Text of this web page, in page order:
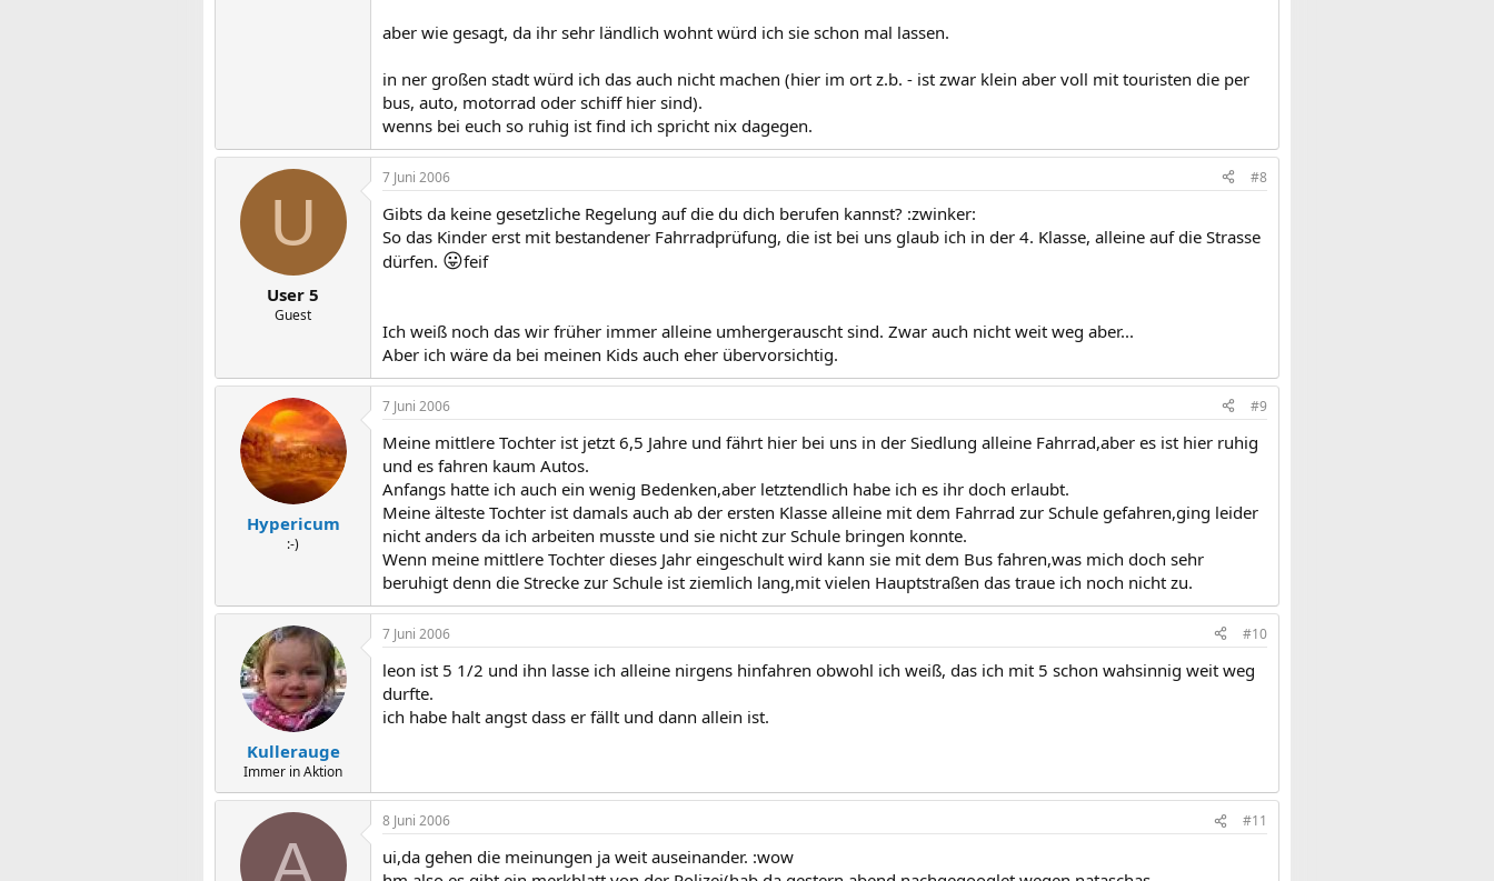
aber wie gesagt, da ihr sehr ländlich wohnt würd ich sie schon mal lassen.
in ner großen stadt würd ich das auch nicht machen (hier im ort z.b. - ist zwar klein aber voll mit touristen die per
bus, auto, motorrad oder schiff hier sind).
wenns bei euch so ruhig ist find ich spricht nix dagegen.
U
User 5
Guest
7 Juni 2006 #8
Gibts da keine gesetzliche Regelung auf die du dich berufen kannst? :zwinker:
So das Kinder erst mit bestandener Fahrradprüfung, die ist bei uns glaub ich in der 4. Klasse, alleine auf die Strasse
dürfen. 😛feif
Ich weiß noch das wir früher immer alleine umhergerauscht sind. Zwar auch nicht weit weg aber...
Aber ich wäre da bei meinen Kids auch eher übervorsichtig.
Hypericum
:-)
7 Juni 2006 #9
Meine mittlere Tochter ist jetzt 6,5 Jahre und fährt hier bei uns in der Siedlung alleine Fahrrad,aber es ist hier ruhig
und es fahren kaum Autos.
Anfangs hatte ich auch ein wenig Bedenken,aber letztendlich habe ich es ihr doch erlaubt.
Meine älteste Tochter ist damals auch ab der ersten Klasse alleine mit dem Fahrrad zur Schule gefahren,ging leider
nicht anders da ich arbeiten musste und sie nicht zur Schule bringen konnte.
Wenn meine mittlere Tochter dieses Jahr eingeschult wird kann sie mit dem Bus fahren,was mich doch sehr
beruhigt denn die Strecke zur Schule ist ziemlich lang,mit vielen Hauptstraßen das traue ich noch nicht zu.
Kullerauge
Immer in Aktion
7 Juni 2006 #10
leon ist 5 1/2 und ihn lasse ich alleine nirgens hinfahren obwohl ich weiß, das ich mit 5 schon wahsinnig weit weg
durfte.
ich habe halt angst dass er fällt und dann allein ist.
A
8 Juni 2006 #11
ui,da gehen die meinungen ja weit auseinander. :wow